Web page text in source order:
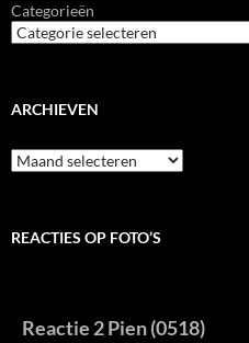
Categorieën
ARCHIEVEN
Archieven
REACTIES OP FOTO’S
Reactie 2 Pien (0518)